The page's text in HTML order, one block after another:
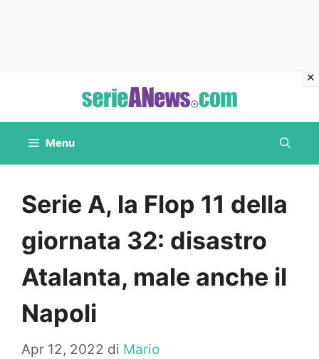
contenuto
Menu
Serie A, la Flop 11 della
giornata 32: disastro
Atalanta, male anche il
Napoli
Apr 12, 2022 di Mario